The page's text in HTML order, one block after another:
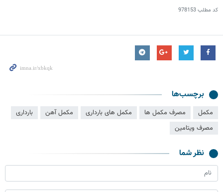
کد مطلب978153
برچسب‌ها
مکمل مصرف مکمل ها مکمل های بارداری مکمل آهن
بارداری
مصرف ویتامین
نظر شما